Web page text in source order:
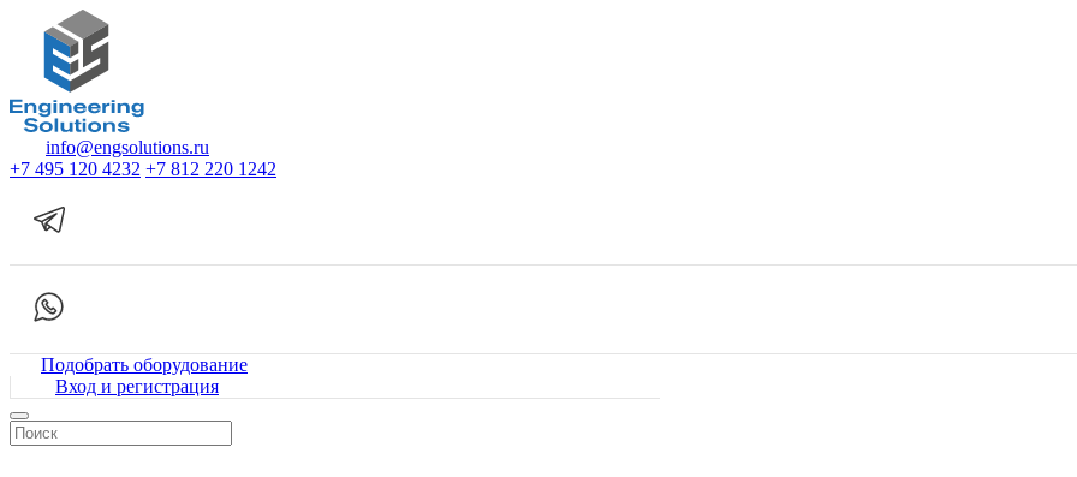
info@engsolutions.ru
+7 495 120 4232 +7 812 220 1242
Подобрать оборудование
Вход и регистрация